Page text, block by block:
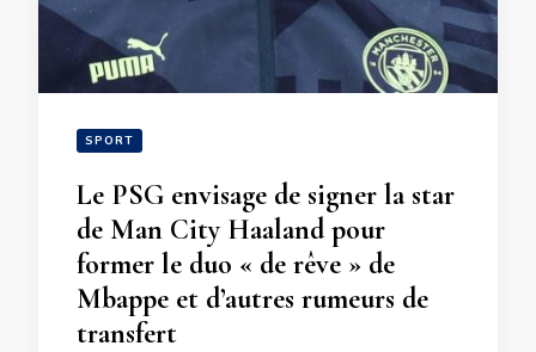
SPORT
Le PSG envisage de signer la star
de Man City Haaland pour
former le duo « de rêve » de
Mbappe et d’autres rumeurs de
transfert